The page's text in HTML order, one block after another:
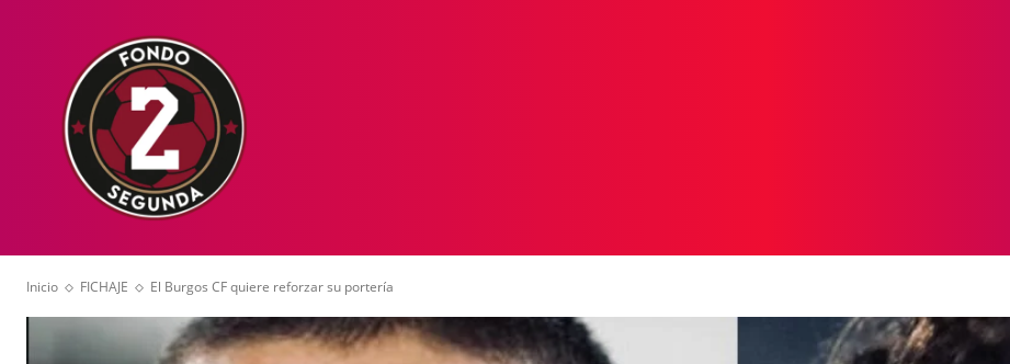
Inicio FICHAJE El Burgos CF quiere reforzar su portería